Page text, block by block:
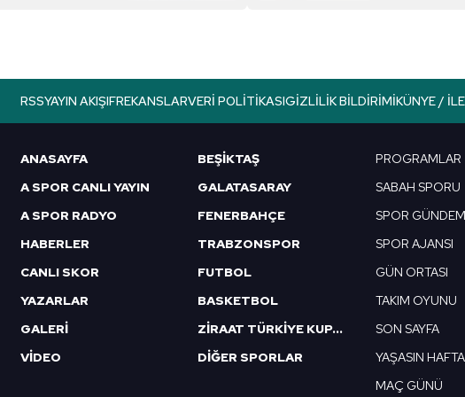
6698 sayılı Kişisel Verilerin Korunması Kanunu uyarınca hazırlanmış
mevzuata uygun olarak kullanılan çerezlerle ilgili bilgi almak için lütfen
RSSYAYIN AKIŞIFREKANSLARVERI POLITIKASIGIZLILIK BILDIRIMIKÜNYE /
ANASAYFA
A SPOR CANLI YAYIN
A SPOR RADYO
HABERLER
CANLI SKOR
YAZARLAR
GALERİ
VİDEO
BEŞİKTAŞ
GALATASARAY
FENERBAHÇE
TRABZONSPOR
FUTBOL
BASKETBOL
ZİRAAT TÜRKİYE KUPASI
DİĞER SPORLAR
PROGRAMLAR
SABAH SPORU
SPOR
SPOR AJANSI
GÜN ORTASI
TAKIM OYUNU
SON SAYFA
YAŞASIN
MAÇ GÜNÜ